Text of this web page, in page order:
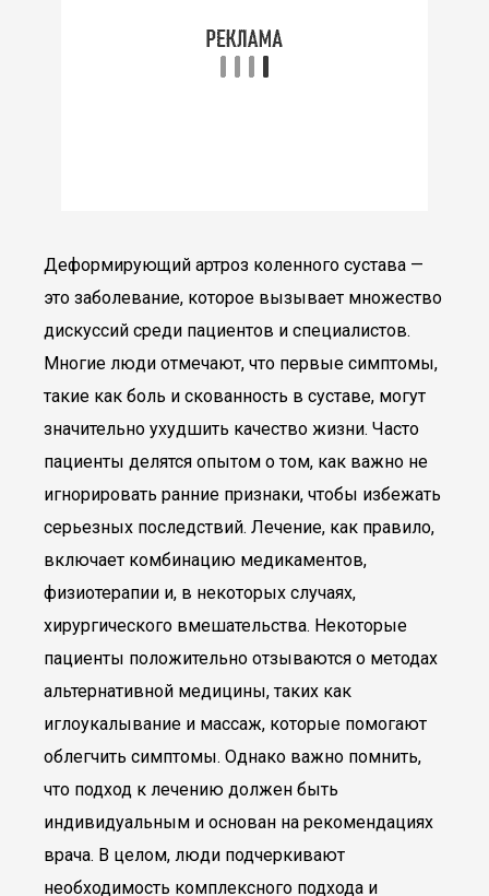
Деформирующий артроз коленного сустава —
это заболевание, которое вызывает множество
дискуссий среди пациентов и специалистов.
Многие люди отмечают, что первые симптомы,
такие как боль и скованность в суставе, могут
значительно ухудшить качество жизни. Часто
пациенты делятся опытом о том, как важно не
игнорировать ранние признаки, чтобы избежать
серьезных последствий. Лечение, как правило,
включает комбинацию медикаментов,
физиотерапии и, в некоторых случаях,
хирургического вмешательства. Некоторые
пациенты положительно отзываются о методах
альтернативной медицины, таких как
иглоукалывание и массаж, которые помогают
облегчить симптомы. Однако важно помнить,
что подход к лечению должен быть
индивидуальным и основан на рекомендациях
врача. В целом, люди подчеркивают
необходимость комплексного подхода и